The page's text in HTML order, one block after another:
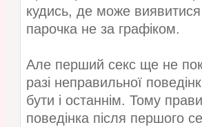
кудись, де може
парочка не за графіком.
Але перший секс ще не
разі неправильної
бути і останнім. Тому
поведінка після першого